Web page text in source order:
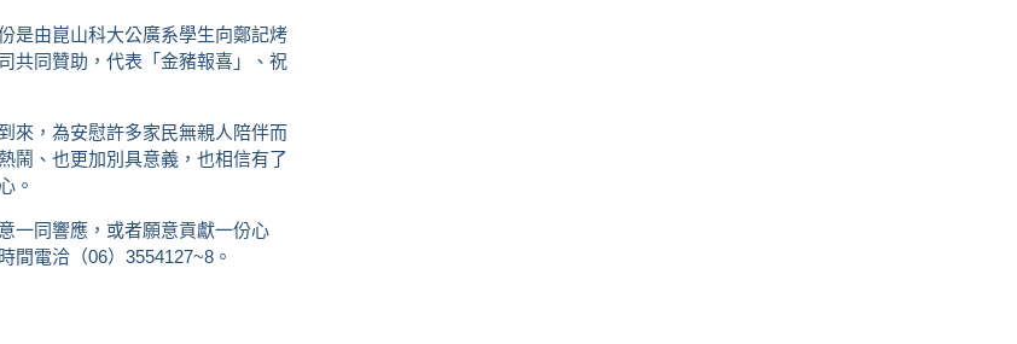
是由崑山科大公廣系學生向鄭記烤
共同贊助，代表「金豬報喜」、祝
來，為安慰許多家民無親人陪伴而
鬧、也更加別具意義，也相信有了
。
一同響應，或者願意貢獻一份心
間電洽（06）3554127~8。